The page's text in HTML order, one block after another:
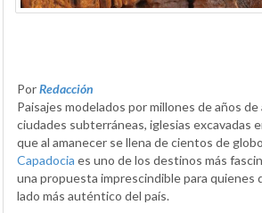
PorRedacción
Paisajes modelados por millones de años
ciudades subterráneas, iglesias excavadas
que al amanecer se llena de cientos de
Capadocia es uno de los destinos más
una propuesta imprescindible para quienes
lado más auténtico del país.